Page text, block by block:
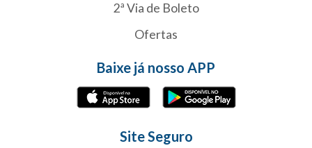
2ª Via de Boleto
Ofertas
Baixe já nosso APP
Site Seguro